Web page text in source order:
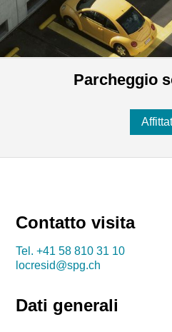
Parcheggio
Contatto visita
Tel.+41 58 810 31 10
locresid@spg.ch
Dati generali